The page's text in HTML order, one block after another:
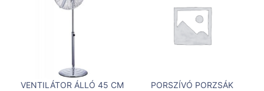
VENTILÁTOR ÁLLÓ 45 CM
PORSZÍVÓ PORZSÁK